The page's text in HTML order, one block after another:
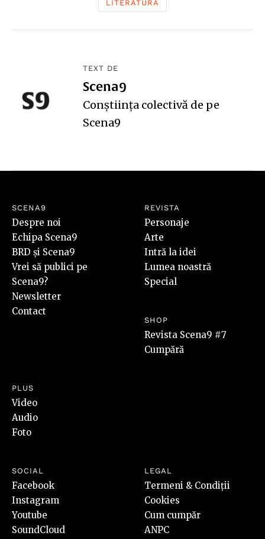
LITERATURĂ
TEXT DE
Scena9
Conștiința colectivă de pe
Scena9
SCENA9
Despre noi
Echipa Scena9
BRD și Scena9
Vrei să publici pe
Scena9?
Newsletter
Contact
REVISTA
Personaje
Arte
Intră la idei
Lumea noastră
Special
SHOP
Revista Scena9 #7
Cumpără
PLUS
Video
Audio
Foto
SOCIAL
Facebook
Instagram
Youtube
SoundCloud
LEGAL
Termeni & Condiții
Cookies
Cum cumpăr
ANPC